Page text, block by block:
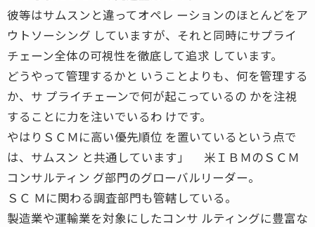
彼等はサムスンと違ってオペレ ーションのほとんどをア
ウトソーシング していますが、それと同時にサプライ
チェーン全体の可視性を徹底して追求 しています。
どうやって管理するかと いうことよりも、何を管理する
か、サ プライチェーンで何が起こっているの かを注視
することに力を注いでいるわ けです。
やはりＳＣＭに高い優先順位 を置いているという点で
は、サムスン と共通しています」 米ＩＢＭのＳＣＭ
コンサルティン グ部門のグローバルリーダー。
ＳＣ Ｍに関わる調査部門も管轄している。
製造業や運輸業を対象にしたコンサ ルティングに豊富な